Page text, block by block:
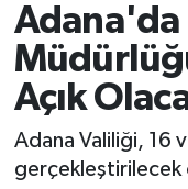
Adana'da
Açık
Adana Valiliği, 16
gerçekleştirilecek